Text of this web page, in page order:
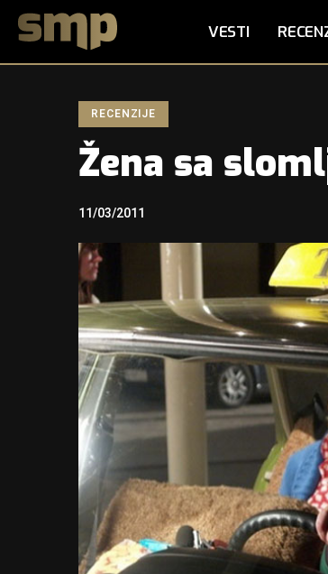
VESTI
RECENZIJE
Žena sa
11/03/2011